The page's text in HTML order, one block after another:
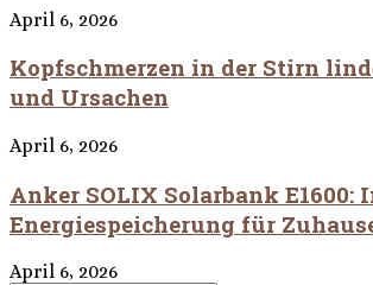
April 6, 2026
Kopfschmerzen in der Stirn
und Ursachen
April 6, 2026
Anker SOLIX Solarbank E1600:
Energiespeicherung für
April 6, 2026